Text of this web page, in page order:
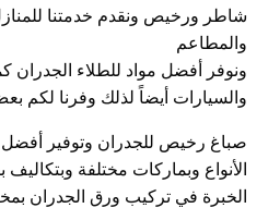
شاطر ورخيص ونقدم خدمتنا
والمطاعم
ونوفر أفضل مواد للطلاء الجدران
والسيارات أيضاً لذلك وفرنا لكم
صباغ رخيص للجدران وتوفير أفضل
الأنواع وبماركات مختلفة
الخبرة في تركيب ورق الجدران